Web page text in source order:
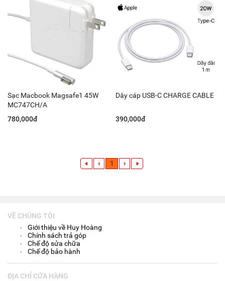
Sạc Macbook Magsafe1 45W
MC747CH/A
780,000đ
Dây cáp USB-C CHARGE CABLE
390,000đ
« ‹ 1 › »
VỀ CHÚNG TÔI
Giới thiệu về Huy Hoàng
Chính sách trả góp
Chế độ sửa chữa
Chế độ bảo hành
ĐỊA CHỈ CỬA HÀNG